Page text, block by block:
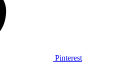
Pinterest